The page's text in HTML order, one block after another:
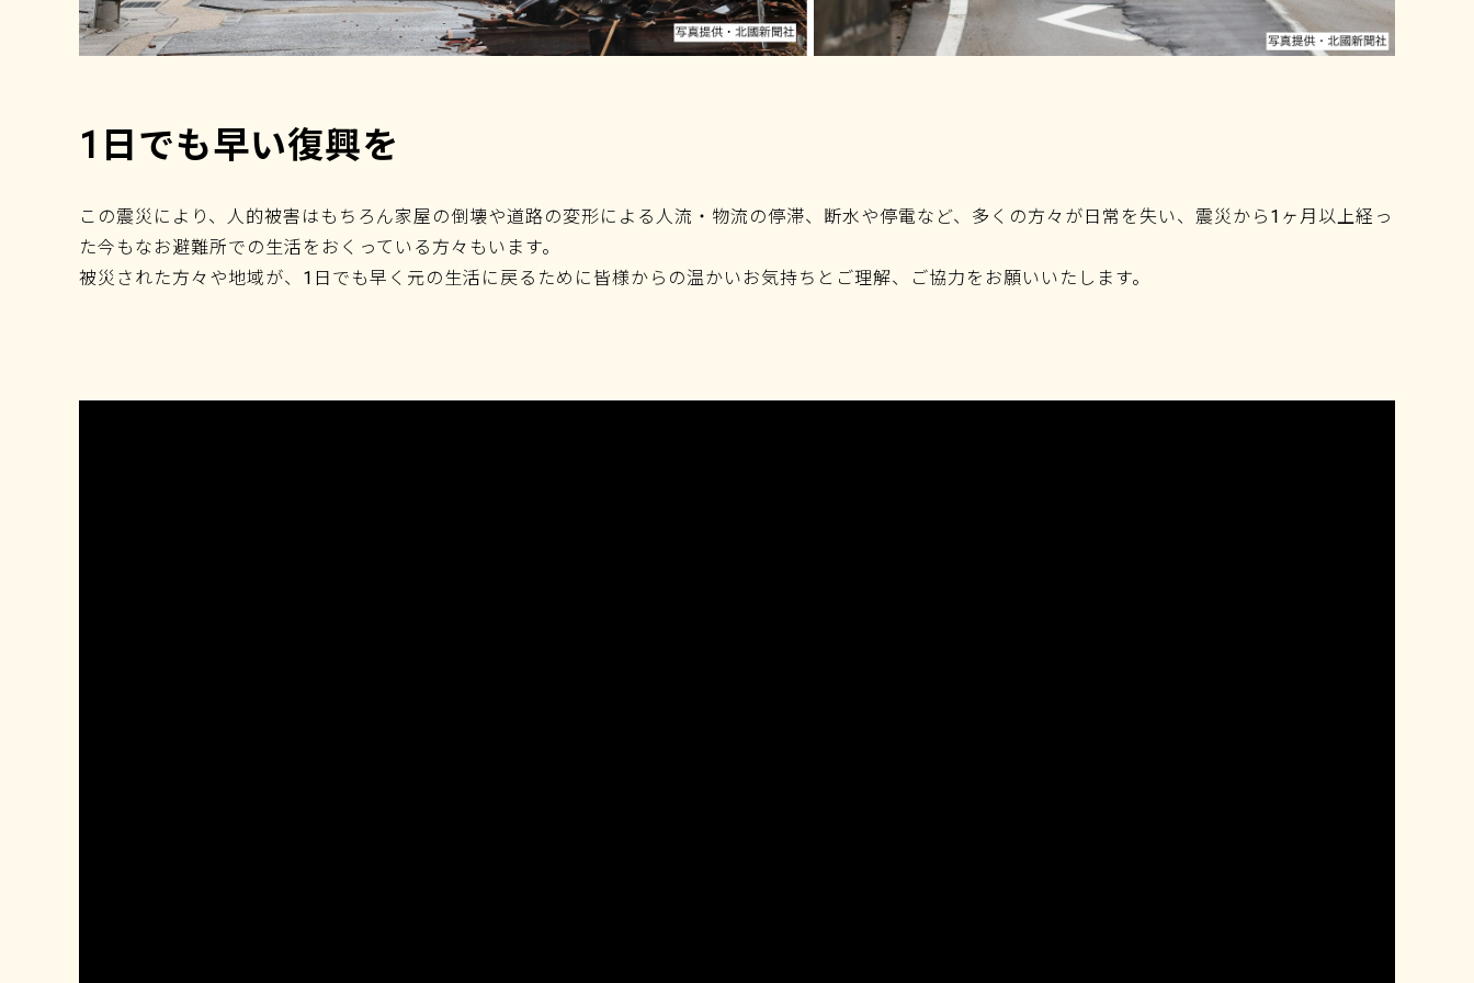
1日でも早い復興を
この震災により、人的被害はもちろん家屋の倒壊や道路の変形による人流・物流の停滞、断水や停電など、多くの方々が日常を失い、震災から1ヶ月以上経っ
た今もなお避難所での生活をおくっている方々もいます。
被災された方々や地域が、1日でも早く元の生活に戻るために皆様からの温かいお気持ちとご理解、ご協力をお願いいたします。